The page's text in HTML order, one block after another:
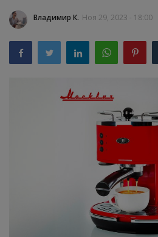
Здоровье
Наука и открытия
Владимир К. Ноя 29, 2023 - 18:00